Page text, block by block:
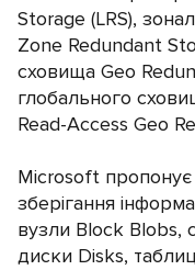
Storage (LRS),
Zone Redundant
сховища Geo
глобального
Read-Access Geo
Microsoft
зберігання
вузли Block Blobs,
диски Disks,